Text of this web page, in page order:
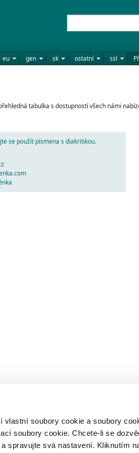
soubory cookie a soubory
soubory cookie. Chcete-li se
a spravujte svá nastavení. Kliknutím
eu gen sk ostatní ssl
tabulka s dostupností všech námi
se použít písmena s diakritikou.